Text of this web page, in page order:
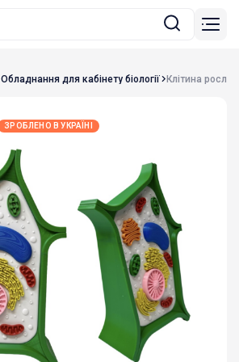
Обладнання для кабінету біології Клітина
ЗРОБЛЕНО В УКРАЇНІ